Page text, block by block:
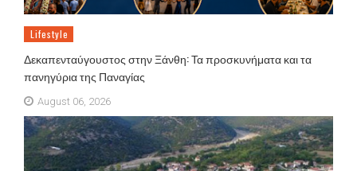
Lifestyle
Δεκαπενταύγουστος στην Ξάνθη: Τα προσκυνήματα και τα
πανηγύρια της Παναγίας
August 06, 2026